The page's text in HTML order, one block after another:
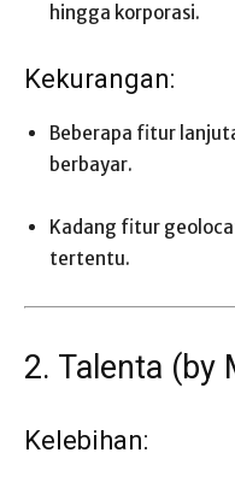
hingga korporasi.
Kekurangan:
Beberapa fitur
berbayar.
Kadang fitur
tertentu.
2. Talenta (by
Kelebihan: